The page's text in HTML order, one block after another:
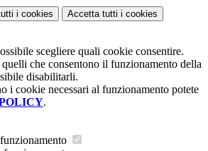
i cookies Accetta tutti i cookies
scegliere quali cookie consentire.
che consentono il funzionamento della
disabilitarli.
i cookie necessari al funzionamento potete
.